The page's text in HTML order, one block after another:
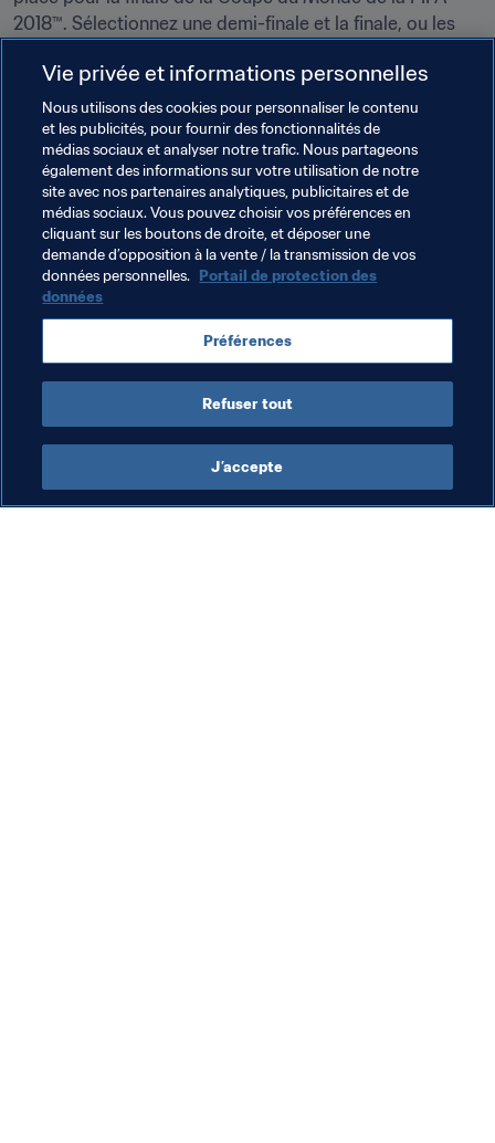
2018™. Sélectionnez une demi-finale et la finale, ou les
final.
Consultez nos packagespackages,
QU'EST-CE QUE L'HOSPITALITÉ ?
Quelle est la différence entre le Programme commercial
d'hospitalité et la billetterie ordinaire ? Qu'est-ce que
signifie le terme hospitalité ? Quels sont les avantages
des packages d'hospitalité ? Consultez cet excellent
guide pour comprendre tous les avantages de
l'hospitalité : billet de match garanti, repas, boissons,
parking et bien plus encore.
Hospitalité de la Coupe du Monde
Vie privée et informations personnelles
Nous utilisons des cookies pour personnaliser le contenu
et les publicités, pour fournir des fonctionnalités de
médias sociaux et analyser notre trafic. Nous partageons
également des informations sur votre utilisation de notre
site avec nos partenaires analytiques, publicitaires et de
médias sociaux. Vous pouvez choisir vos préférences en
cliquant sur les boutons de droite, et déposer une
demande d’opposition à la vente / la transmission de vos
données personnelles. Portail de protection des
données
Préférences
Refuser tout
J’accepte